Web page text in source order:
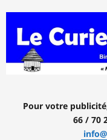
contenu
Pour votre
66 / 70